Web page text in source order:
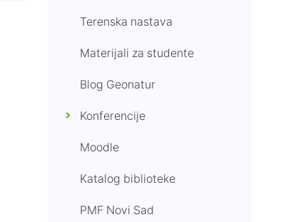
Terenska nastava
Materijali za studente
Blog Geonatur
Konferencije
Moodle
Katalog biblioteke
PMF Novi Sad